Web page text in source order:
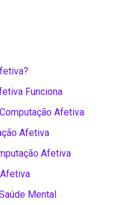
Funciona
Afetiva
Afetiva
Afetiva
Mental